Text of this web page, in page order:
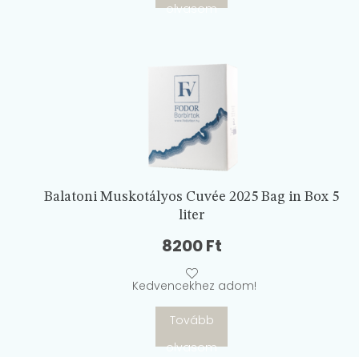
olvasom
Balatoni Muskotályos Cuvée 2025 Bag in Box 5
liter
8200Ft
Kedvencekhez adom!
Tovább
olvasom